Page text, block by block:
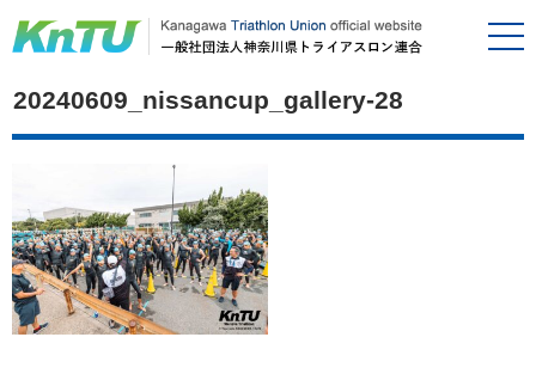
20240609_nissancup_gallery-28